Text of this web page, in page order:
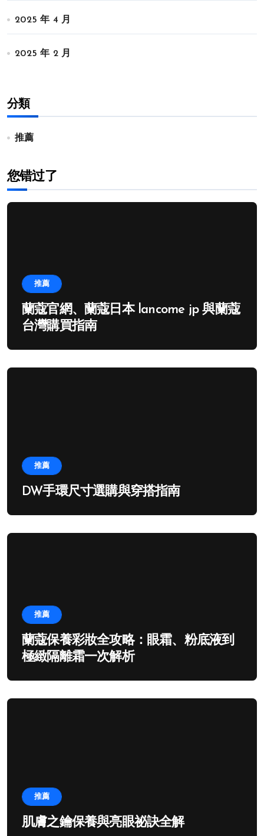
2025 年 4 月
2025 年 2 月
分類
推薦
您错过了
推薦
蘭蔻官網、蘭蔻日本 lancome jp 與蘭蔻
台灣購買指南
推薦
DW手環尺寸選購與穿搭指南
推薦
蘭蔻保養彩妝全攻略：眼霜、粉底液到
極緻隔離霜一次解析
推薦
肌膚之鑰保養與亮眼祕訣全解